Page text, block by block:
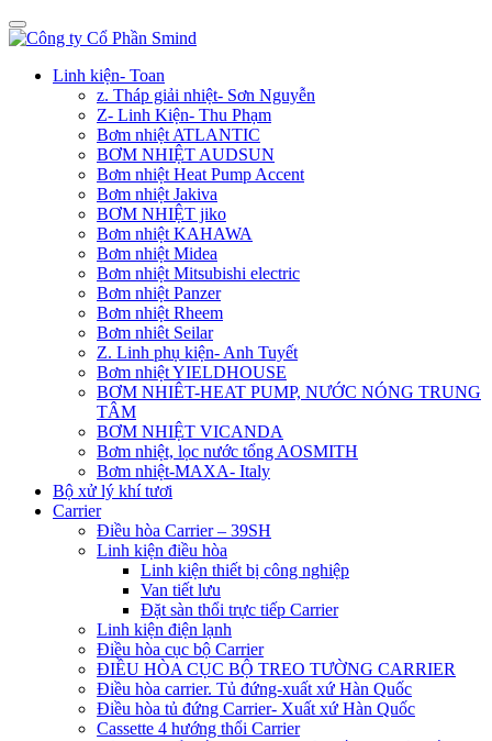
Linh kiện- Toan
z. Tháp giải nhiệt- Sơn Nguyễn
Z- Linh Kiện- Thu Phạm
Bơm nhiệt ATLANTIC
BƠM NHIỆT AUDSUN
Bơm nhiệt Heat Pump Accent
Bơm nhiệt Jakiva
BƠM NHIỆT jiko
Bơm nhiệt KAHAWA
Bơm nhiệt Midea
Bơm nhiệt Mitsubishi electric
Bơm nhiệt Panzer
Bơm nhiệt Rheem
Bơm nhiêt Seilar
Z. Linh phụ kiện- Anh Tuyết
Bơm nhiệt YIELDHOUSE
BƠM NHIÊT-HEAT PUMP, NƯỚC NÓNG TRUNG
TÂM
BƠM NHIỆT VICANDA
Bơm nhiệt, lọc nước tổng AOSMITH
Bơm nhiệt-MAXA- Italy
Bộ xử lý khí tươi
Carrier
Điều hòa Carrier – 39SH
Linh kiện điều hòa
Linh kiện thiết bị công nghiệp
Van tiết lưu
Đặt sàn thổi trực tiếp Carrier
Linh kiện điện lạnh
Điều hòa cục bộ Carrier
ĐIỀU HÒA CỤC BỘ TREO TƯỜNG CARRIER
Điều hòa carrier. Tủ đứng-xuất xứ Hàn Quốc
Điều hòa tủ đứng Carrier- Xuất xứ Hàn Quốc
Cassette 4 hướng thổi Carrier